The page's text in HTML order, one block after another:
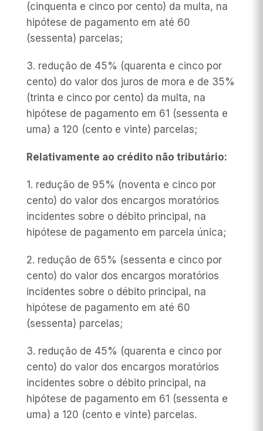
(cinquenta e cinco por cento) da multa, na
hipótese de pagamento em até 60
(sessenta) parcelas;
3. redução de 45% (quarenta e cinco por
cento) do valor dos juros de mora e de 35%
(trinta e cinco por cento) da multa, na
hipótese de pagamento em 61 (sessenta e
uma) a 120 (cento e vinte) parcelas;
Relativamente ao crédito não tributário:
1. redução de 95% (noventa e cinco por
cento) do valor dos encargos moratórios
incidentes sobre o débito principal, na
hipótese de pagamento em parcela única;
2. redução de 65% (sessenta e cinco por
cento) do valor dos encargos moratórios
incidentes sobre o débito principal, na
hipótese de pagamento em até 60
(sessenta) parcelas;
3. redução de 45% (quarenta e cinco por
cento) do valor dos encargos moratórios
incidentes sobre o débito principal, na
hipótese de pagamento em 61 (sessenta e
uma) a 120 (cento e vinte) parcelas.